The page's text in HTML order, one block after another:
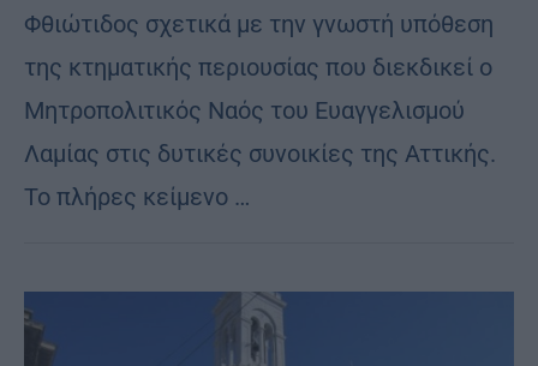
Φθιώτιδος σχετικά με την γνωστή υπόθεση
της κτηματικής περιουσίας που διεκδικεί ο
Μητροπολιτικός Ναός του Ευαγγελισμού
Λαμίας στις δυτικές συνοικίες της Αττικής.
Το πλήρες κείμενο …